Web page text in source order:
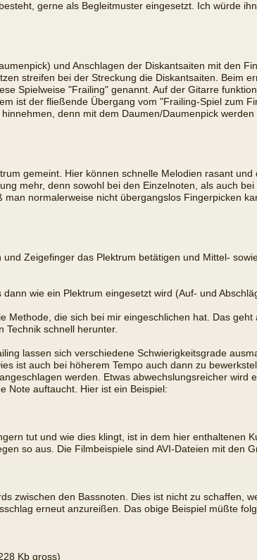
gerne als Begleitmuster eingesetzt. Ich würde
und Anschlagen der Diskantsaiten mit den
streifen bei der Streckung die Diskantsaiten. Beim
Spielweise "Frailing" genannt. Auf der Gitarre
ist der fließende Übergang vom "Frailing-Spiel zum
denn mit dem Daumen/Daumenpick
gemeint. Hier können schnelle Melodien rasant und
mehr, denn sowohl bei den Einzelnoten, als auch bei
normalerweise nicht übergangslos Fingerpicken
Zeigefinger das Plektrum betätigen und Mittel-
wie ein Plektrum eingesetzt wird (Auf- und
die sich bei mir eingeschlichen hat. Das
Technik schnell herunter.
lassen sich verschiedene Schwierigkeitsgrade
ist auch bei höherem Tempo auch dann zu
werden. Etwas abwechslungsreicher wird
Note auftaucht. Hier ist ein Beispiel:
tut und wie dies klingt, ist in dem hier enthaltenen
so aus. Die Filmbeispiele sind AVI-Dateien mit den
zwischen den Bassnoten. Dies ist nicht zu schaffen,
erneut anzureißen. Das obige Beispiel müßte
Kb gross)